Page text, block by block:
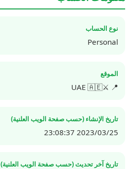
نوع الحساب
Personal
الموقع
📍 ⚔️UAE 🇦🇪
تاريخ الإنشاء (حسب صفحة الويب العلنية)
2023/03/25 23:08:37
تاريخ آخر تحديث (حسب صفحة الويب العلنية)